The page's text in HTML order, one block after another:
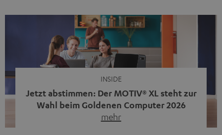
INSIDE
Jetzt abstimmen: Der MOTIV® XL steht zur
Wahl beim Goldenen Computer 2026
mehr